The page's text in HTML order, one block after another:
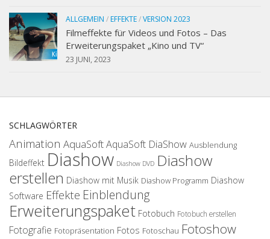
ALLGEMEIN / EFFEKTE/VERSION 2023
Filmeffekte für Videos und Fotos – Das
Erweiterungspaket „Kino und TV“
23 JUNI, 2023
SCHLAGWÖRTER
Animation AquaSoftAquaSoft DiaShow Ausblendung
Bildeffekt Diashow Diashow DVD Diashow
erstellen Diashow mit Musik Diashow Programm Diashow
Software Effekte Einblendung
Erweiterungspaket Fotobuch Fotobuch erstellen
Fotografie Fotopräsentation Fotos Fotoschau Fotoshow